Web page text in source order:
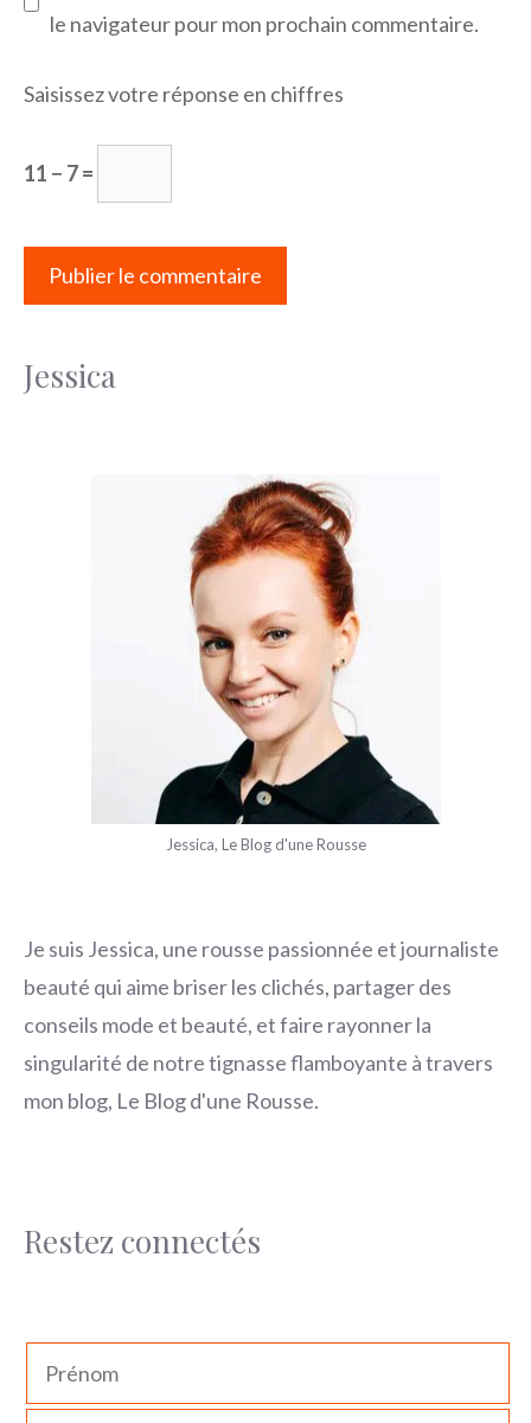
le navigateur pour mon prochain commentaire.
Saisissez votre réponse en chiffres
11 − 7 =
Jessica
Jessica, Le Blog d'une Rousse
Je suis Jessica, une rousse passionnée et journaliste
beauté qui aime briser les clichés, partager des
conseils mode et beauté, et faire rayonner la
singularité de notre tignasse flamboyante à travers
mon blog, Le Blog d'une Rousse.
Restez connectés